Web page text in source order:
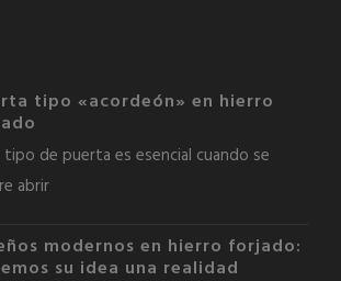
tipo «acordeón» en hierro
tipo de puerta es esencial cuando se
abrir
modernos en hierro forjado:
su idea una realidad